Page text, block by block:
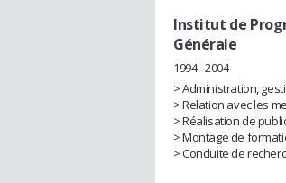
Institut de
Générale
1994 - 2004
> Administration,
> Relation avec les
> Réalisation de
> Montage de
> Conduite de